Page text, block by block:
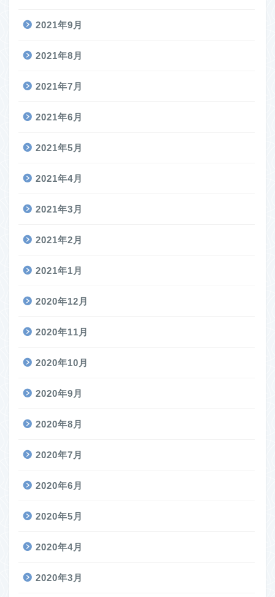
2021年9月
2021年8月
2021年7月
2021年6月
2021年5月
2021年4月
2021年3月
2021年2月
2021年1月
2020年12月
2020年11月
2020年10月
2020年9月
2020年8月
2020年7月
2020年6月
2020年5月
2020年4月
2020年3月